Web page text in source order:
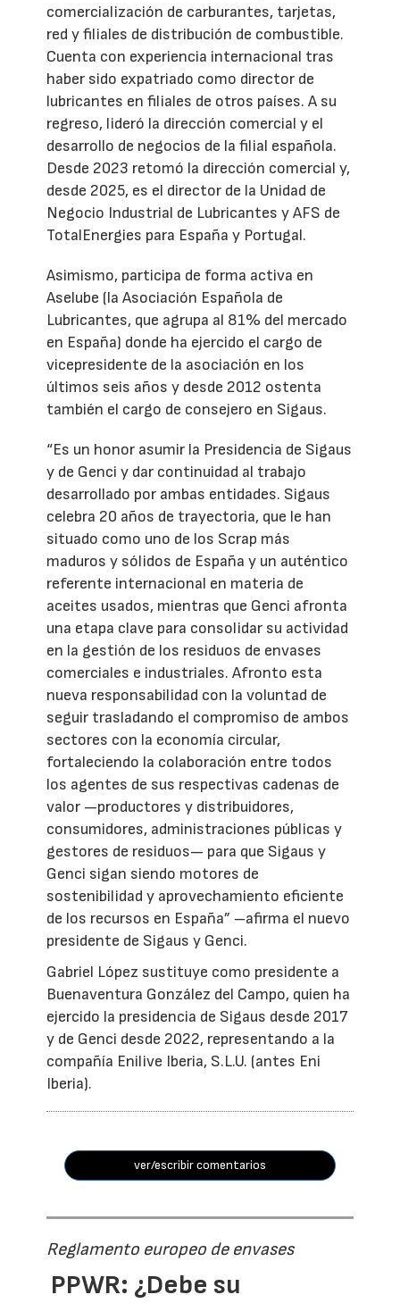
comercialización de carburantes, tarjetas,
red y filiales de distribución de combustible.
Cuenta con experiencia internacional tras
haber sido expatriado como director de
lubricantes en filiales de otros países. A su
regreso, lideró la dirección comercial y el
desarrollo de negocios de la filial española.
Desde 2023 retomó la dirección comercial y,
desde 2025, es el director de la Unidad de
Negocio Industrial de Lubricantes y AFS de
TotalEnergies para España y Portugal.
Asimismo, participa de forma activa en
Aselube (la Asociación Española de
Lubricantes, que agrupa al 81% del mercado
en España) donde ha ejercido el cargo de
vicepresidente de la asociación en los
últimos seis años y desde 2012 ostenta
también el cargo de consejero en Sigaus.
“Es un honor asumir la Presidencia de Sigaus
y de Genci y dar continuidad al trabajo
desarrollado por ambas entidades. Sigaus
celebra 20 años de trayectoria, que le han
situado como uno de los Scrap más
maduros y sólidos de España y un auténtico
referente internacional en materia de
aceites usados, mientras que Genci afronta
una etapa clave para consolidar su actividad
en la gestión de los residuos de envases
comerciales e industriales. Afronto esta
nueva responsabilidad con la voluntad de
seguir trasladando el compromiso de ambos
sectores con la economía circular,
fortaleciendo la colaboración entre todos
los agentes de sus respectivas cadenas de
valor —productores y distribuidores,
consumidores, administraciones públicas y
gestores de residuos— para que Sigaus y
Genci sigan siendo motores de
sostenibilidad y aprovechamiento eficiente
de los recursos en España” –afirma el nuevo
presidente de Sigaus y Genci.
Gabriel López sustituye como presidente a
Buenaventura González del Campo, quien ha
ejercido la presidencia de Sigaus desde 2017
y de Genci desde 2022, representando a la
compañía Enilive Iberia, S.L.U. (antes Eni
Iberia).
ver/escribir comentarios
Reglamento europeo de envases
PPWR: ¿Debe su